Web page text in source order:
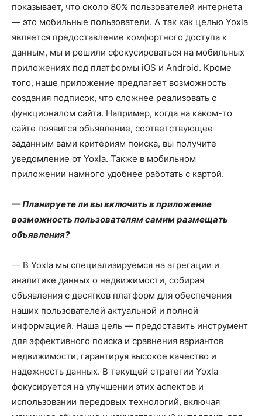
показывает, что около 80% пользователей интернета
— это мобильные пользователи. А так как целью Yoxla
является предоставление комфортного доступа к
данным, мы и решили сфокусироваться на мобильных
приложениях под платформы iOS и Android. Кроме
того, наше приложение предлагает возможность
создания подписок, что сложнее реализовать с
функционалом сайта. Например, когда на каком-то
сайте появится объявление, соответствующее
заданным вами критериям поиска, вы получите
уведомление от Yoxla. Также в мобильном
приложении намного удобнее работать с картой.
— Планируете ли вы включить в приложение
возможность пользователям самим размещать
объявления?
— В Yoxla мы специализируемся на агрегации и
аналитике данных о недвижимости, собирая
объявления с десятков платформ для обеспечения
наших пользователей актуальной и полной
информацией. Наша цель — предоставить инструмент
для эффективного поиска и сравнения вариантов
недвижимости, гарантируя высокое качество и
надежность данных. В текущей стратегии Yoxla
фокусируется на улучшении этих аспектов и
использовании передовых технологий, включая